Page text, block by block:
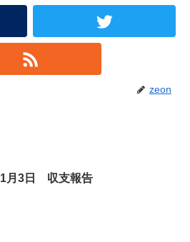
zeon
1月3日 収支報告